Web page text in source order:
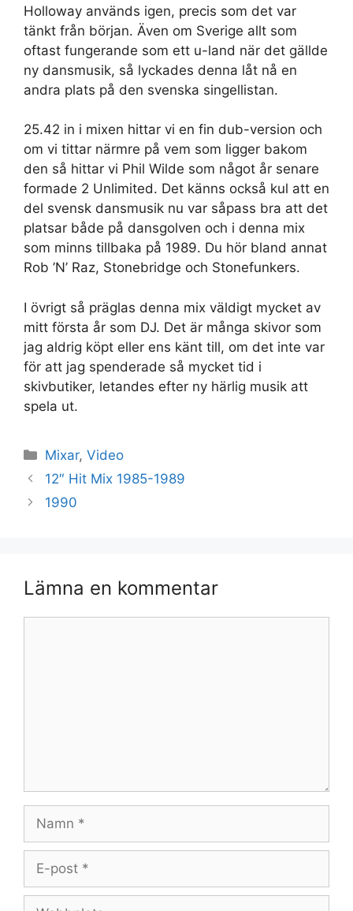
Holloway används igen, precis som det var
tänkt från början. Även om Sverige allt som
oftast fungerande som ett u-land när det gällde
ny dansmusik, så lyckades denna låt nå en
andra plats på den svenska singellistan.
25.42 in i mixen hittar vi en fin dub-version och
om vi tittar närmre på vem som ligger bakom
den så hittar vi Phil Wilde som något år senare
formade 2 Unlimited. Det känns också kul att en
del svensk dansmusik nu var såpass bra att det
platsar både på dansgolven och i denna mix
som minns tillbaka på 1989. Du hör bland annat
Rob ’N’ Raz, Stonebridge och Stonefunkers.
I övrigt så präglas denna mix väldigt mycket av
mitt första år som DJ. Det är många skivor som
jag aldrig köpt eller ens känt till, om det inte var
för att jag spenderade så mycket tid i
skivbutiker, letandes efter ny härlig musik att
spela ut.
Kategorier
Mixar,Video
12″ Hit Mix 1985-1989
1990
Lämna en kommentar
post